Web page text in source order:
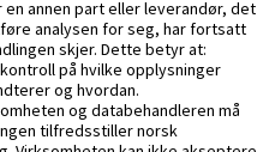
annen part eller leverandør, det
analysen for seg, har fortsatt
skjer. Dette betyr at:
på hvilke opplysninger
og hvordan.
og databehandleren må
tilfredsstiller norsk